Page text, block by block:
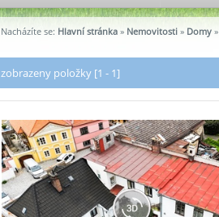
Nacházíte se: Hlavní stránka » Nemovitosti » Domy »
zobrazeny položky [1 - 1]